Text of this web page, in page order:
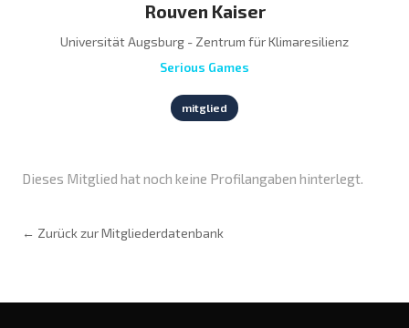
Rouven Kaiser
Universität Augsburg - Zentrum für Klimaresilienz
Serious Games
mitglied
Dieses Mitglied hat noch keine Profilangaben hinterlegt.
← Zurück zur Mitgliederdatenbank